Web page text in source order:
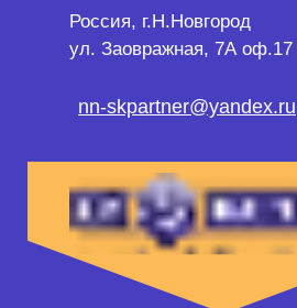
nn-skpartner@yandex.ru
Россия, г.Н.Новгород
ул. Заовражная, 7А оф.17